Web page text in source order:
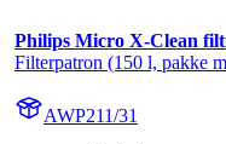
Philips Micro X-Clean
Filterpatron (150 l, pakke
AWP211/31